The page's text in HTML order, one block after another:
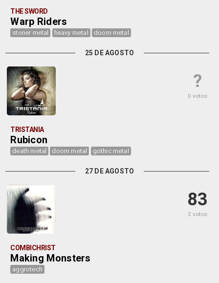
THE SWORD
Warp Riders
stoner metal heavy metal doom metal
25 DE AGOSTO
?
0 votos
TRISTANIA
Rubicon
death metal doom metal gothic metal
27 DE AGOSTO
83
2 votos
COMBICHRIST
Making Monsters
aggrotech